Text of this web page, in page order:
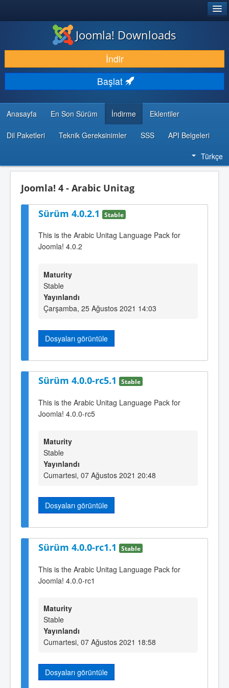
İNDIR & GENIŞLET
KEŞFET & ÖĞREN
TOPLULUK & DESTEK
GELIŞTIRICI KAYNAKLARI
Joomla! Downloads
İndir
Başlat
Anasayfa En Son Sürüm İndirme Eklentiler
Dil Paketleri Teknik Gereksinimler SSS API Belgeleri
Türkçe
Joomla! 4 - Arabic Unitag
Sürüm 4.0.2.1 Stable
This is the Arabic Unitag Language Pack for
Joomla! 4.0.2
Maturity
Stable
Yayınlandı
Çarşamba, 25 Ağustos 2021 14:03
Dosyaları görüntüle
Sürüm 4.0.0-rc5.1 Stable
This is the Arabic Unitag Language Pack for
Joomla! 4.0.0-rc5
Maturity
Stable
Yayınlandı
Cumartesi, 07 Ağustos 2021 20:48
Dosyaları görüntüle
Sürüm 4.0.0-rc1.1 Stable
This is the Arabic Unitag Language Pack for
Joomla! 4.0.0-rc1
Maturity
Stable
Yayınlandı
Cumartesi, 07 Ağustos 2021 18:58
Dosyaları görüntüle